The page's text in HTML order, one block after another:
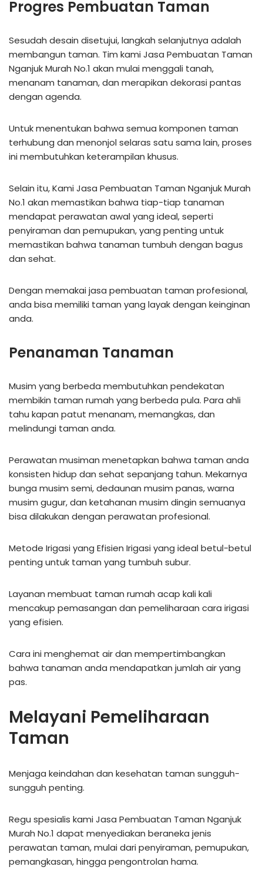
Progres Pembuatan Taman
Sesudah desain disetujui, langkah selanjutnya adalah
membangun taman. Tim kami Jasa Pembuatan Taman
Nganjuk Murah No.1 akan mulai menggali tanah,
menanam tanaman, dan merapikan dekorasi pantas
dengan agenda.
Untuk menentukan bahwa semua komponen taman
terhubung dan menonjol selaras satu sama lain, proses
ini membutuhkan keterampilan khusus.
Selain itu, Kami Jasa Pembuatan Taman Nganjuk Murah
No.1 akan memastikan bahwa tiap-tiap tanaman
mendapat perawatan awal yang ideal, seperti
penyiraman dan pemupukan, yang penting untuk
memastikan bahwa tanaman tumbuh dengan bagus
dan sehat.
Dengan memakai jasa pembuatan taman profesional,
anda bisa memiliki taman yang layak dengan keinginan
anda.
Penanaman Tanaman
Musim yang berbeda membutuhkan pendekatan
membikin taman rumah yang berbeda pula. Para ahli
tahu kapan patut menanam, memangkas, dan
melindungi taman anda.
Perawatan musiman menetapkan bahwa taman anda
konsisten hidup dan sehat sepanjang tahun. Mekarnya
bunga musim semi, dedaunan musim panas, warna
musim gugur, dan ketahanan musim dingin semuanya
bisa dilakukan dengan perawatan profesional.
Metode Irigasi yang Efisien Irigasi yang ideal betul-betul
penting untuk taman yang tumbuh subur.
Layanan membuat taman rumah acap kali kali
mencakup pemasangan dan pemeliharaan cara irigasi
yang efisien.
Cara ini menghemat air dan mempertimbangkan
bahwa tanaman anda mendapatkan jumlah air yang
pas.
Melayani Pemeliharaan
Taman
Menjaga keindahan dan kesehatan taman sungguh-
sungguh penting.
Regu spesialis kami Jasa Pembuatan Taman Nganjuk
Murah No.1 dapat menyediakan beraneka jenis
perawatan taman, mulai dari penyiraman, pemupukan,
pemangkasan, hingga pengontrolan hama.